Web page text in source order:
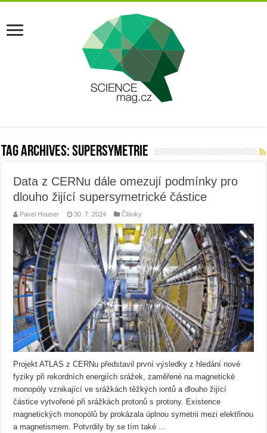
Tag Archives:supersymetrie
Data z CERNu dále omezují podmínky pro
dlouho žijící supersymetrické částice
Pavel Houser 30. 7. 2024 Články
Projekt ATLAS z CERNu představil první výsledky z hledání nové
fyziky při rekordních energiích srážek, zaměřené na magnetické
monopóly vznikající ve srážkách těžkých iontů a dlouho žijící
částice vytvořené při srážkách protonů s protony. Existence
magnetických monopólů by prokázala úplnou symetrii mezi elektřinou
a magnetismem. Potvrdily by se tím také …